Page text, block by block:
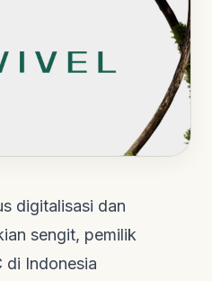
digitalisasi dan
sengit, pemilik
di Indonesia